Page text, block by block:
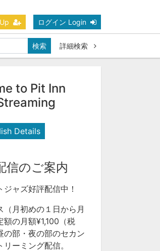
ログイン Login
検索
詳細検索
to Pit Inn
Details
信のご案内
ジャズ好評配信中！
（月初めの１日から月
額の月額¥1,100（税
の部・夜の部のセカン
ーミング配信。